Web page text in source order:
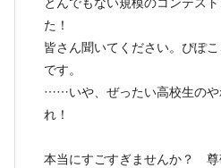
た！
皆さん聞いてください。ぴぽ
です。
……いや、ぜったい高校生のや
れ！
本当にすごすぎませんか？ 尊